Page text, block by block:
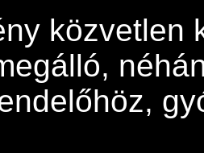
közvetlen